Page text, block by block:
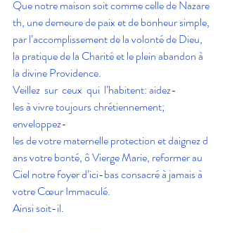
Que notre maison soit comme celle de Nazare
th, une demeure de paix et de bonheur simple,
par l’accomplissement de la volonté de Dieu,
la pratique de la Charité et le plein abandon à
la divine Providence.
Veillez  sur  ceux  qui  l’habitent: aidez-
les à vivre toujours chrétiennement;
enveloppez-
les de votre maternelle protection et daignez d
ans votre bonté, ô Vierge Marie, reformer au
Ciel notre foyer d’ici-bas consacré à jamais à
votre Cœur Immaculé.
Ainsi soit-il.